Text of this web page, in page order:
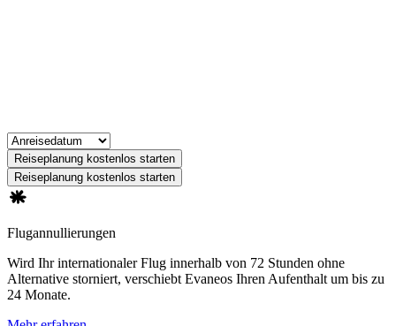
Reiseplanung kostenlos starten
Reiseplanung kostenlos starten
Flugannullierungen
Wird Ihr internationaler Flug innerhalb von 72 Stunden ohne
Alternative storniert, verschiebt Evaneos Ihren Aufenthalt um bis zu
24 Monate.